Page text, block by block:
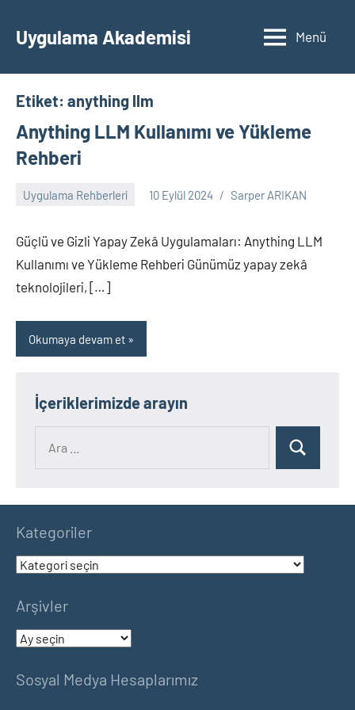
geçUygulama Akademisi Menü
Etiket: anything llm
Anything LLM Kullanımı ve Yükleme
Rehberi
Uygulama Rehberleri 10 Eylül 2024 Sarper ARIKAN
Yorum
Güçlü ve Gizli Yapay Zekâ Uygulamaları: Anything LLM
Kullanımı ve Yükleme Rehberi Günümüz yapay zekâ
teknolojileri, […]
Okumaya devam et
İçeriklerimizde arayın
Ara
Kategoriler
Kategoriler
Arşivler
Arşivler
Sosyal Medya Hesaplarımız